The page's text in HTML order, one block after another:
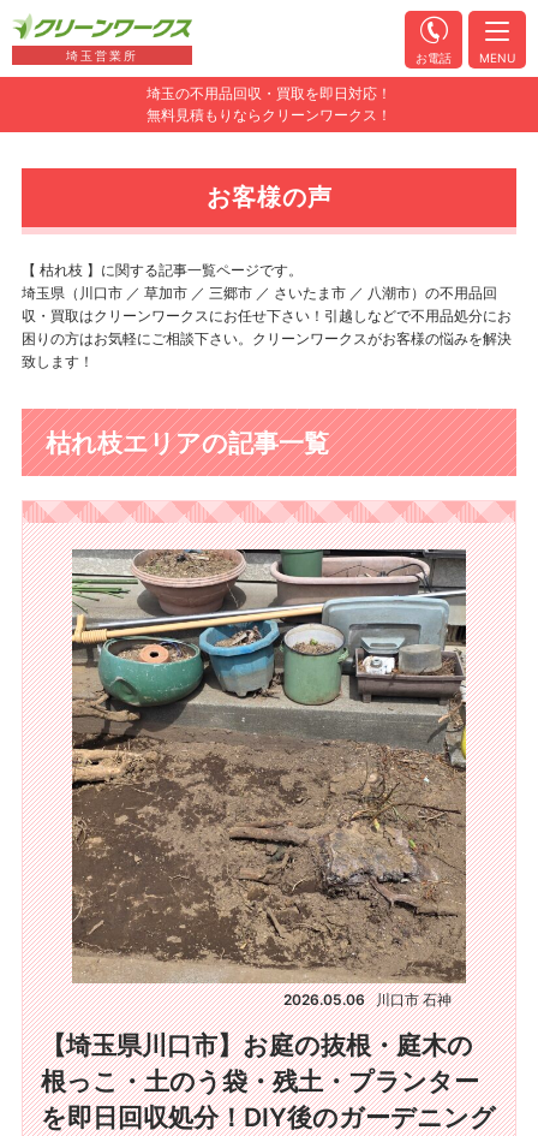
埼玉の不用品回収・買取を即日対応！
無料見積もりならクリーンワークス！
埼玉営業所 お電話 MENU
お客様の声
【 枯れ枝 】に関する記事一覧ページです。
埼玉県（川口市 ／ 草加市 ／ 三郷市 ／ さいたま市 ／ 八潮市）の不用品回
収・買取はクリーンワークスにお任せ下さい！引越しなどで不用品処分にお
困りの方はお気軽にご相談下さい。クリーンワークスがお客様の悩みを解決
致します！
枯れ枝エリアの記事一覧
2026.05.06 川口市 石神
【埼玉県川口市】お庭の抜根・庭木の
根っこ・土のう袋・残土・プランター
を即日回収処分！DIY後のガーデニング